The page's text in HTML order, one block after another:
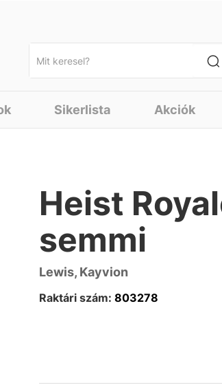
Sikerlista Akciók
Heist
semmi
Lewis, Kayvion
Raktári szám: 803278